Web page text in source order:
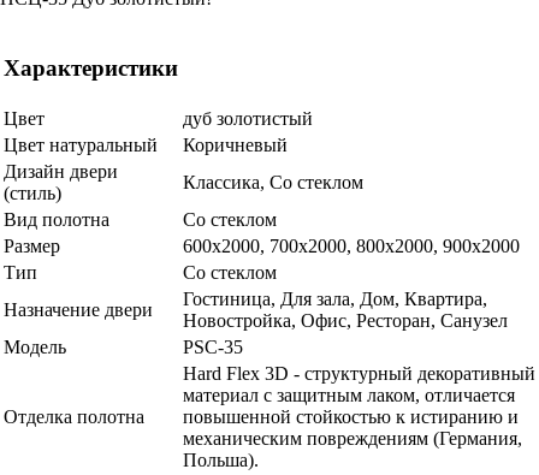
Характеристики
Цвет
дуб золотистый
Цвет натуральный
Коричневый
Дизайн двери
(стиль)
Классика, Со стеклом
Вид полотна
Со стеклом
Размер
600x2000, 700x2000, 800x2000, 900x2000
Тип
Со стеклом
Назначение двери
Гостиница, Для зала, Дом, Квартира,
Новостройка, Офис, Ресторан, Санузел
Модель
PSC-35
Отделка полотна
Hard Flex 3D - структурный декоративный
материал с защитным лаком, отличается
повышенной стойкостью к истиранию и
механическим повреждениям (Германия,
Польша).